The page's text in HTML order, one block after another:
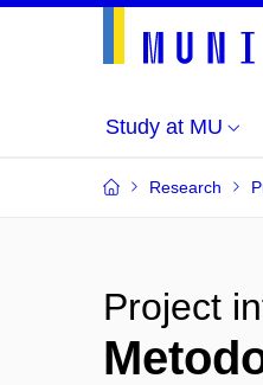
Study at MU
Research
Project